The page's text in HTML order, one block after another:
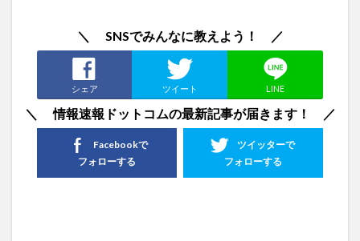
＼ SNSでみんなに教えよう！ ／
シェア ツイート LINE
＼ 情報速報ドットコムの最新記事が届きます！ ／
ツイッターで
フォローする
Facebookで
フォローする